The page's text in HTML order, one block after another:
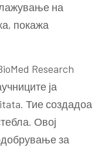
на
покажа
Research
ја
Тие создадоа
Овој
за